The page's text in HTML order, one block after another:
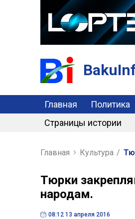
Главная Политика
Страницы истории
Главная Культура /
Тюрки
народам.
08:12 13 апреля 2016